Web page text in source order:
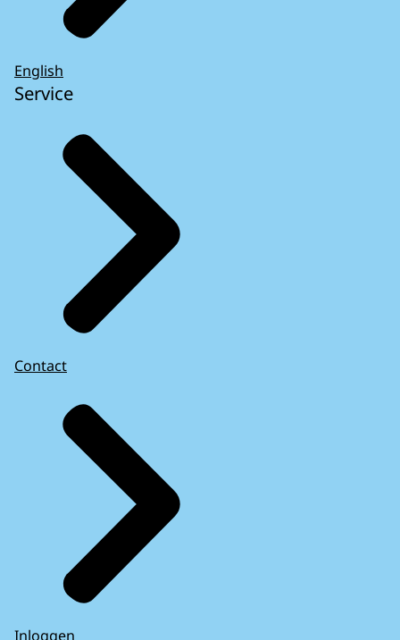
English
Service
Contact
Inloggen